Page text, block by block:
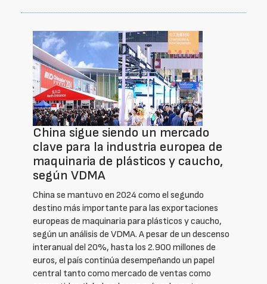
China sigue siendo un mercado
clave para la industria europea de
maquinaria de plásticos y caucho,
según VDMA
China se mantuvo en 2024 como el segundo
destino más importante para las exportaciones
europeas de maquinaria para plásticos y caucho,
según un análisis de VDMA. A pesar de un descenso
interanual del 20%, hasta los 2.900 millones de
euros, el país continúa desempeñando un papel
central tanto como mercado de ventas como